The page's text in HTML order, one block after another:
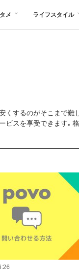
メ ライフスタイル
くするのがそこまで
スを享受できます。